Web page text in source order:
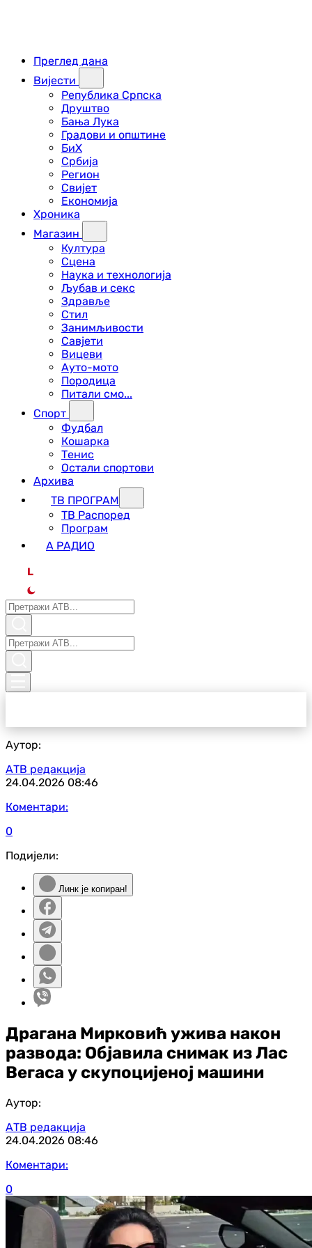
Преглед дана
Вијести
Република Српска
Друштво
Бања Лука
Градови и општине
БиХ
Србија
Регион
Свијет
Економија
Хроника
Магазин
Култура
Сцена
Наука и технологија
Љубав и секс
Здравље
Стил
Занимљивости
Савјети
Вицеви
Ауто-мото
Породица
Питали смо...
Спорт
Фудбал
Кошарка
Тенис
Остали спортови
Архива
ТВ ПРОГРАМ
ТВ Распоред
Програм
А РАДИО
L
Аутор:
АТВ редакција
24.04.2026 08:46
Коментари:
0
Подијели:
Линк је копиран!
Драгана Мирковић ужива након
развода: Објавила снимак из Лас
Вегаса у скупоцијеној машини
Аутор:
АТВ редакција
24.04.2026 08:46
Коментари:
0